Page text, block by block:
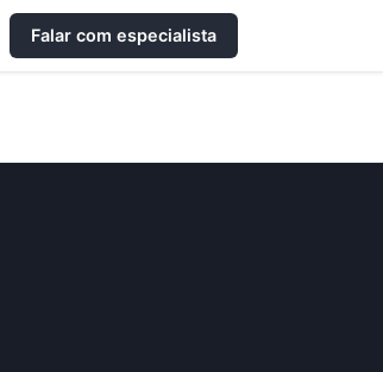
Falar com especialista